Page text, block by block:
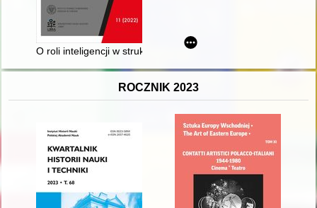
O roli inteligencji w strukturach bialskopodlaskiej organizacji
ROCZNIK 2023